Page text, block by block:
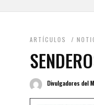
ARTÍCULOS /
Divulgadores del